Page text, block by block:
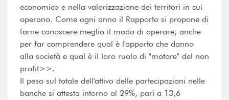
economico e nella valorizzazione dei territori in cui
operano. Come ogni anno il Rapporto si propone di
farne conoscere meglio il modo di operare, anche
per far comprendere qual è l'apporto che danno
alla società e qual è il loro ruolo di "motore" del non
profit>>.
Il peso sul totale dell'attivo delle partecipazioni nelle
banche si attesta intorno al 29%, pari a 13,6